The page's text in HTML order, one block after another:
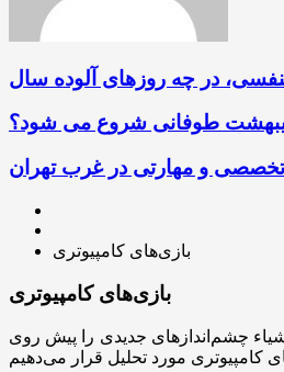
در چه روزهای آلوده سال
طوفانی شروع می شود؟
تخصصی و مهارتی در غرب تهران
بازی‌های کامپیوتری
بازی‌های کامپیوتری
چشم‌اندازهای جدیدی را پیش روی